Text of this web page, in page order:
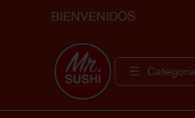
BIENVENIDOS